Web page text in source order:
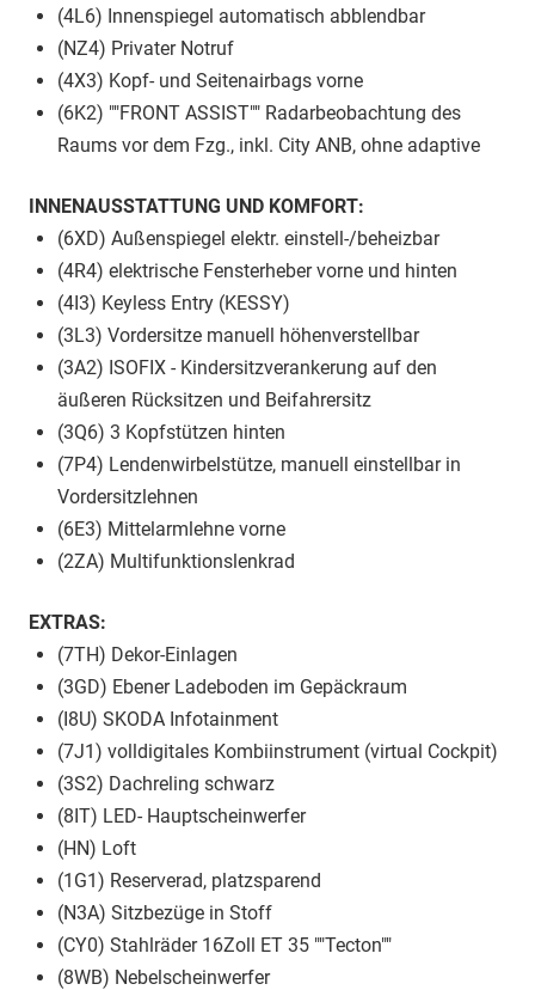
(4L6) Innenspiegel automatisch abblendbar
(NZ4) Privater Notruf
(4X3) Kopf- und Seitenairbags vorne
(6K2) ""FRONT ASSIST"" Radarbeobachtung des
Raums vor dem Fzg., inkl. City ANB, ohne adaptive
INNENAUSSTATTUNG UND KOMFORT:
(6XD) Außenspiegel elektr. einstell-/beheizbar
(4R4) elektrische Fensterheber vorne und hinten
(4I3) Keyless Entry (KESSY)
(3L3) Vordersitze manuell höhenverstellbar
(3A2) ISOFIX - Kindersitzverankerung auf den
äußeren Rücksitzen und Beifahrersitz
(3Q6) 3 Kopfstützen hinten
(7P4) Lendenwirbelstütze, manuell einstellbar in
Vordersitzlehnen
(6E3) Mittelarmlehne vorne
(2ZA) Multifunktionslenkrad
EXTRAS:
(7TH) Dekor-Einlagen
(3GD) Ebener Ladeboden im Gepäckraum
(I8U) SKODA Infotainment
(7J1) volldigitales Kombiinstrument (virtual Cockpit)
(3S2) Dachreling schwarz
(8IT) LED- Hauptscheinwerfer
(HN) Loft
(1G1) Reserverad, platzsparend
(N3A) Sitzbezüge in Stoff
(CY0) Stahlräder 16Zoll ET 35 ""Tecton""
(8WB) Nebelscheinwerfer